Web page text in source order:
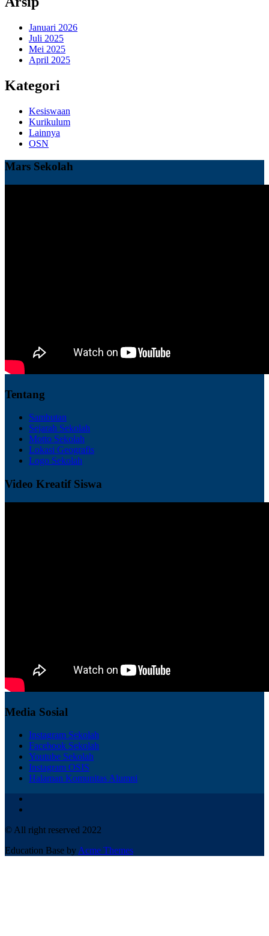
Januari 2026
Juli 2025
Mei 2025
April 2025
Kategori
Kesiswaan
Kurikulum
Lainnya
OSN
Mars Sekolah
Tentang
Sambutan
Sejarah Sekolah
Motto Sekolah
Lokasi Geografis
Logo Sekolah
Video Kreatif Siswa
Media Sosial
Instagram Sekolah
Facebook Sekolah
Youtube Sekolah
Instagram OSIS
Halaman Komunitas Alumni
© All right reserved 2022
Education Base by Acme Themes